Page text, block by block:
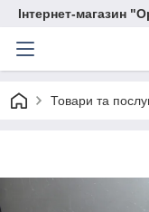
Інтернет-магазин
Товари та